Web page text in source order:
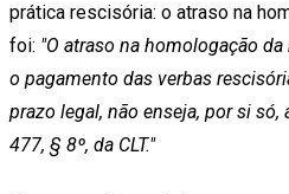
prática rescisória: o atraso na
foi: "O atraso na homologação
o pagamento das verbas
prazo legal, não enseja, por si
477, § 8º, da CLT."